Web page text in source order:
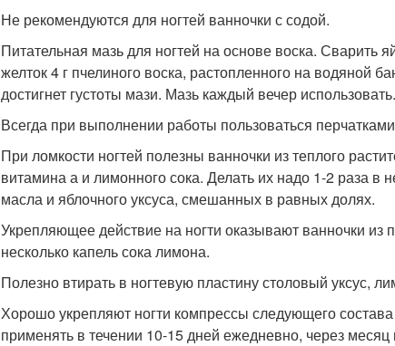
Не рекомендуются для ногтей ванночки с содой.
Питательная мазь для ногтей на основе воска. Сварить
желток 4 г пчелиного воска, растопленного на водяной
достигнет густоты мази. Мазь каждый вечер использовать.
Всегда при выполнении работы пользоваться
При ломкости ногтей полезны ванночки из теплого
витамина а и лимонного сока. Делать их надо 1-2 раза в
масла и яблочного уксуса, смешанных в равных долях.
Укрепляющее действие на ногти оказывают ванночки из
несколько капель сока лимона.
Полезно втирать в ногтевую пластину столовый уксус,
Хорошо укрепляют ногти компрессы следующего
применять в течении 10-15 дней ежедневно, через